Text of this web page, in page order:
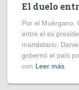
El duelo
Por el Muérgano.
entre el ex
mandatario,
gobernó el país
con Leer más